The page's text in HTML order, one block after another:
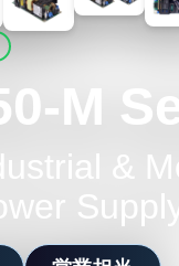
M
&
Supply